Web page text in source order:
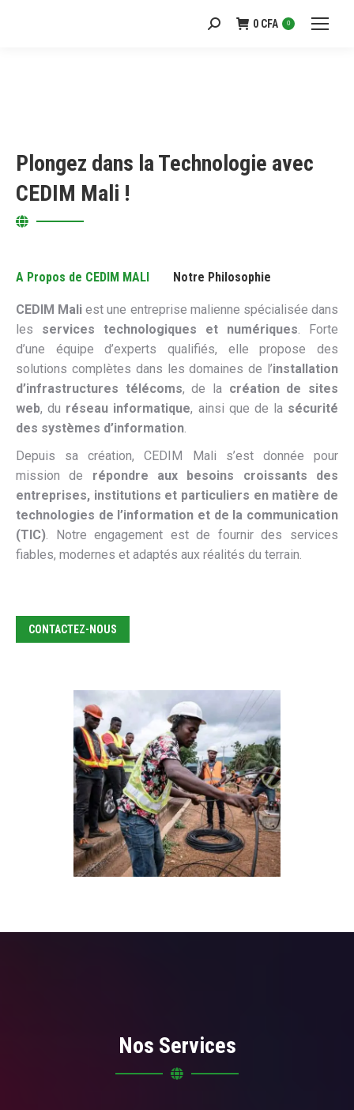
Recherche
0 CFA 0
Plongez dans la Technologie avec
CEDIM Mali !
A Propos de CEDIM MALI Notre Philosophie
CEDIM Mali est une entreprise malienne spécialisée dans
les services technologiques et numériques. Forte
d’une équipe d’experts qualifiés, elle propose des
solutions complètes dans les domaines de l’installation
d’infrastructures télécoms, de la création de sites
web, du réseau informatique, ainsi que de la sécurité
des systèmes d’information.
Depuis sa création, CEDIM Mali s’est donnée pour
mission de répondre aux besoins croissants des
entreprises, institutions et particuliers en matière de
technologies de l’information et de la communication
(TIC). Notre engagement est de fournir des services
fiables, modernes et adaptés aux réalités du terrain.
CONTACTEZ-NOUS
Nos Services